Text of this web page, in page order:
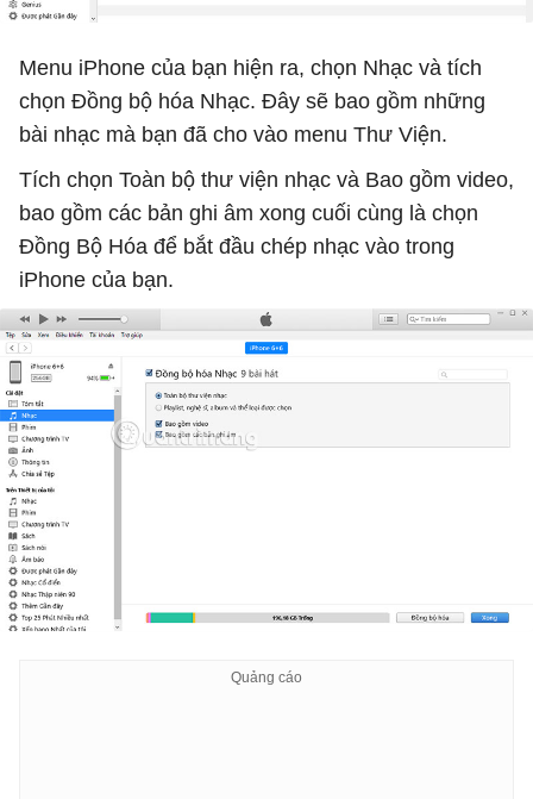
Menu iPhone của bạn hiện ra, chọn Nhạc và tích
chọn Đồng bộ hóa Nhạc. Đây sẽ bao gồm những
bài nhạc mà bạn đã cho vào menu Thư Viện.
Tích chọn Toàn bộ thư viện nhạc và Bao gồm video,
bao gồm các bản ghi âm xong cuối cùng là chọn
Đồng Bộ Hóa để bắt đầu chép nhạc vào trong
iPhone của bạn.